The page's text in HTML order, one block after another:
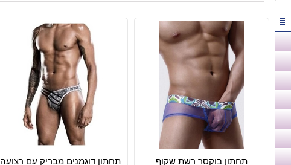
תחתון בוקסר רשת שקוף
תחתון דוגמנים מבריק עם רצועה